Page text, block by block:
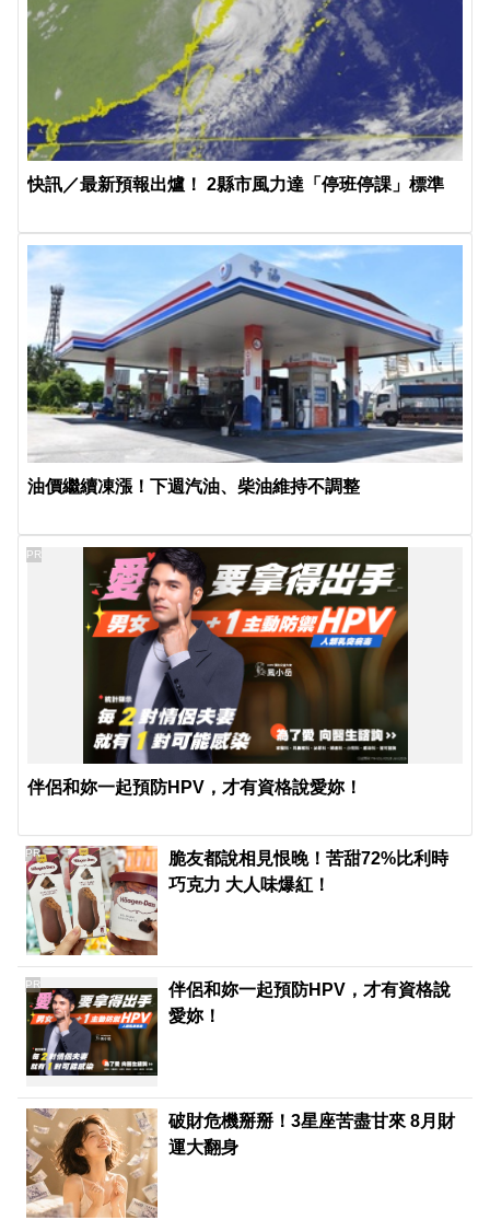
快訊／最新預報出爐！ 2縣市風力達「停班停課」標準
油價繼續凍漲！下週汽油、柴油維持不調整
伴侶和妳一起預防HPV，才有資格說愛妳！
PR
脆友都說相見恨晚！苦甜72%比利時
巧克力 大人味爆紅！
PR
伴侶和妳一起預防HPV，才有資格說
愛妳！
PR
破財危機掰掰！3星座苦盡甘來 8月財
運大翻身